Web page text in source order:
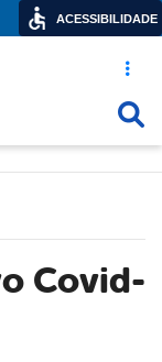
Acesso
ACESSIBILIDADE